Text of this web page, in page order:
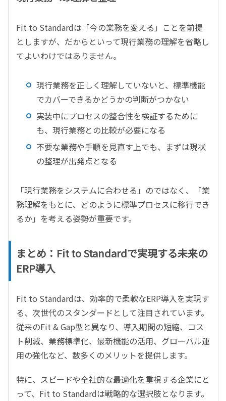
Fit to Standardは「今の業務を変える」ことを前提
としますが、だからといって現行業務の理解を省略し
てよいわけではありません。
現行業務を正しく理解していないと、標準機能
でカバーできるかどうかの判断がつかない
実装中にプロセスの整合性を検証するために
も、現行業務との比較が必要になる
不要な業務や手順を見直す上でも、まずは現状
の整理が出発点となる
「現行業務をシステムに合わせる」のではなく、「業
務理解をもとに、どのように標準プロセスに移行でき
るか」を考える姿勢が重要です。
まとめ：Fit to Standardで実現する未来の
ERP導入
Fit to Standardは、効率的で柔軟なERP導入を実現す
る、次世代のスタンダードとして注目されています。
従来のFit & Gap型と異なり、導入期間の短縮、コス
ト削減、業務標準化、最新機能の活用、グローバル運
用の強化など、数多くのメリットを提供します。
特に、スピードや全社的な最適化を重視する企業にと
って、Fit to Standardは戦略的な選択肢となります。